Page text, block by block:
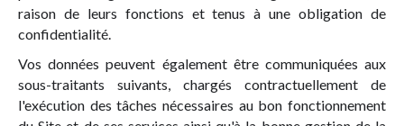
raison de leurs fonctions et tenus à une obligation de
confidentialité.
Vos données peuvent également être communiquées aux
sous-traitants suivants, chargés contractuellement de
l'exécution des tâches nécessaires au bon fonctionnement